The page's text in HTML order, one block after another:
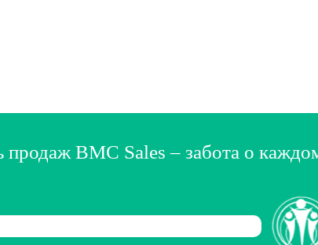
продаж BMC Sales – забота о